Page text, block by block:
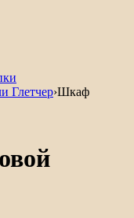
Глетчер›Шкаф